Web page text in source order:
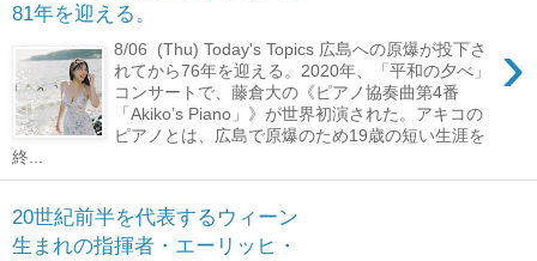
81年を迎える。
›
8/06 (Thu) Today's Topics 広島への原爆が投下さ
れてから76年を迎える。2020年、「平和の夕べ」
コンサートで、藤倉大の《ピアノ協奏曲第4番
「Akiko’s Piano」》が世界初演された。アキコの
ピアノとは、広島で原爆のため19歳の短い生涯を
終...
20世紀前半を代表するウィーン
生まれの指揮者・エーリッヒ・